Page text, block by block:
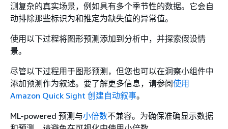
测复杂的真实场景，例如具有多个季节性的数据。它会自
动排除那些标识为和推定为缺失值的异常值。
使用以下过程将图形预测添加到分析中，并探索假设情
景。
尽管以下过程用于图形预测，但您也可以在洞察小组件中
添加预测作为叙述。要了解更多信息，请参阅使用
Amazon Quick Sight 创建自动叙事。
ML-powered 预测与小倍数不兼容。为确保准确显示数据